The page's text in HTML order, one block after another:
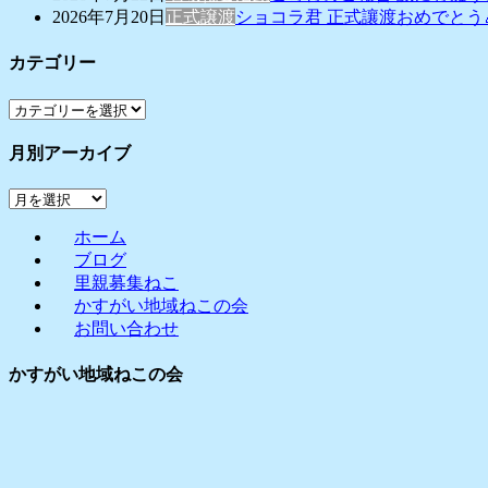
2026年7月20日 正式譲渡ショコラ君 正式讓渡おめでと
カテゴリー
カ
ゴ
ー
月別アーカイブ
月
ホーム
ブログ
里親募集ねこ
かすがい地域ねこの会
お問い合わせ
かすがい地域ねこの会